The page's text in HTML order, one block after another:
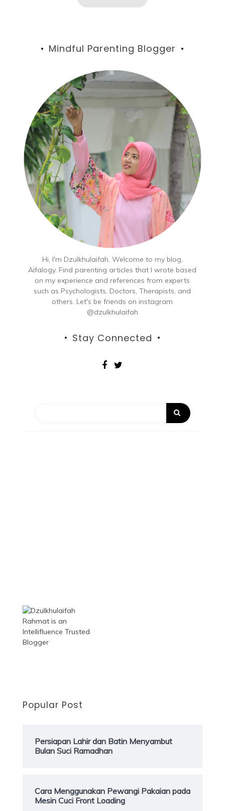
Mindful Parenting Blogger
Hi, I'm Dzulkhulaifah. Welcome to my blog,
Aifalogy. Find parenting articles that I wrote based
on my experience and references from experts
such as Psychologists, Doctors, Therapists, and
others. Let's be friends on instagram
@dzulkhulaifah
Stay Connected
Popular Post
Persiapan Lahir dan Batin Menyambut
Bulan Suci Ramadhan
Cara Menggunakan Pewangi Pakaian pada
Mesin Cuci Front Loading